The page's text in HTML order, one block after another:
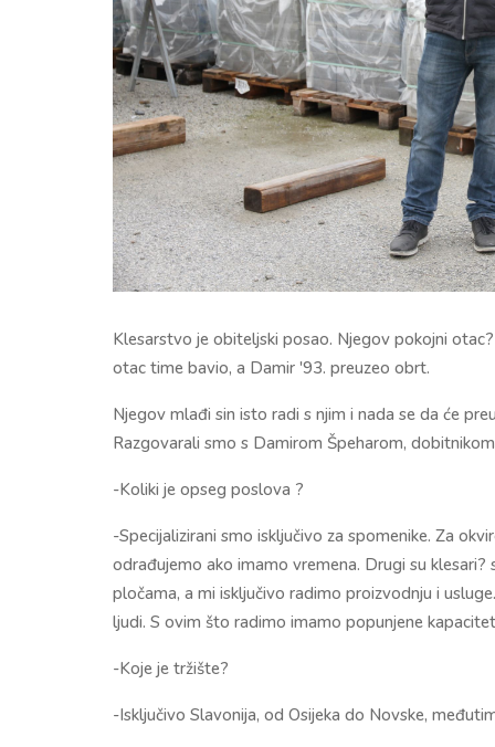
Klesarstvo je obiteljski posao. Njegov pokojni
otac time bavio, a Damir '93. preuzeo obrt.
Njegov mlađi sin isto radi s njim i nada se da će
Razgovarali smo s Damirom Špeharom,
-Koliki je opseg poslova ?
-Specijalizirani smo isključivo za spomenike. Za
odrađujemo ako imamo vremena. Drugi su
pločama, a mi isključivo radimo proizvodnju i
ljudi. S ovim što radimo imamo popunjene
-Koje je tržište?
-Isključivo Slavonija, od Osijeka do Novske,